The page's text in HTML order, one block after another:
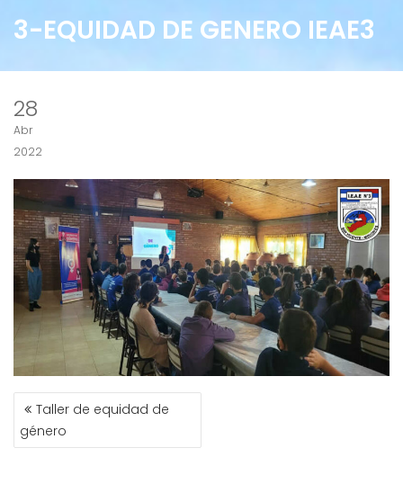
3-EQUIDAD DE GENERO IEAE3
28
Abr
2022
NAVEGACIÓN
DE
ENTRADAS
Taller de equidad de
género